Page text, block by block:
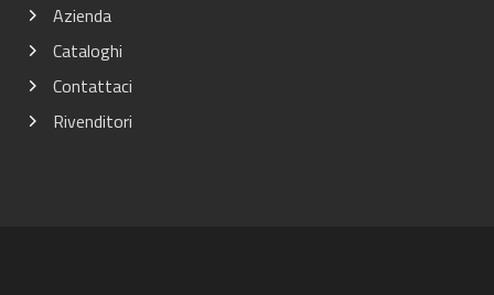
Azienda
Cataloghi
Contattaci
Rivenditori